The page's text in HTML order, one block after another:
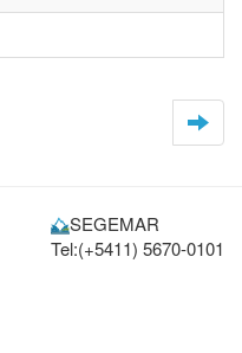
SEGEMAR
Tel:(+5411) 5670-0101